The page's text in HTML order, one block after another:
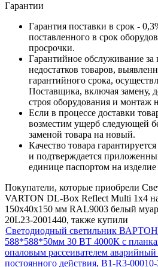
Гарантии
Гарантия поставки в срок -
поставленного в срок
просрочки.
Гарантийное обслуживание за
недостатков товаров,
гарантийного срока,
Поставщика, включая замену,
строя оборудования и монтаж
Если в процессе доставки
возместим ущерб следующей
заменой товара на новый.
Качество товара
и подтверждается
единице паспортом на
Покупатели, которые приобрели
VARTON DL-Box Reflect Multi 1x4
150х40х150 мм RAL9003 белый
20L23-2001440, также купили
Светодиодный светильник ВАРТОН
588*588*50мм 30 ВТ 4000К с
опаловым рассеивателем
постоянного действия, B1-R3-